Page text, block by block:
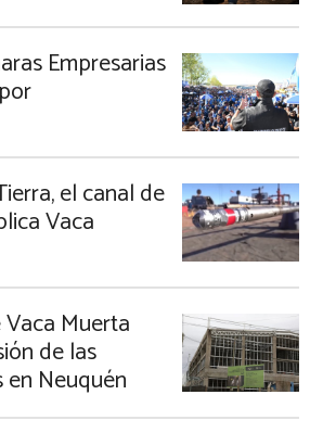
Empresarias
el canal de
Vaca
Muerta
de las
en Neuquén